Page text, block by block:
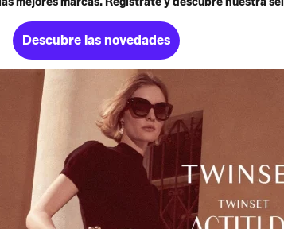
Descubre las novedades